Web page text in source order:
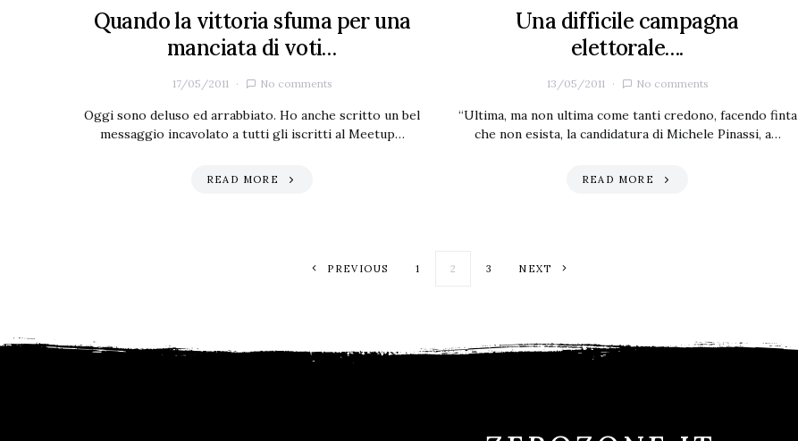
Quando la vittoria sfuma per una
manciata di voti…
17/05/2011 No comments
Oggi sono deluso ed arrabbiato. Ho anche scritto un bel
messaggio incavolato a tutti gli iscritti al Meetup…
READ MORE
Una difficile campagna
elettorale….
13/05/2011 No comments
“Ultima, ma non ultima come tanti credono, facendo finta
che non esista, la candidatura di Michele Pinassi, a…
READ MORE
Paginazione degli articoli
PREVIOUS 1 2 3 NEXT